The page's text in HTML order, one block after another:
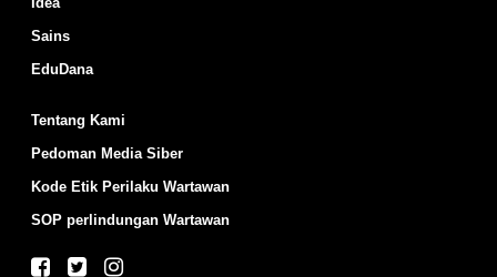
Sains
EduDana
Tentang Kami
Pedoman Media Siber
Kode Etik Perilaku Wartawan
SOP perlindungan Wartawan